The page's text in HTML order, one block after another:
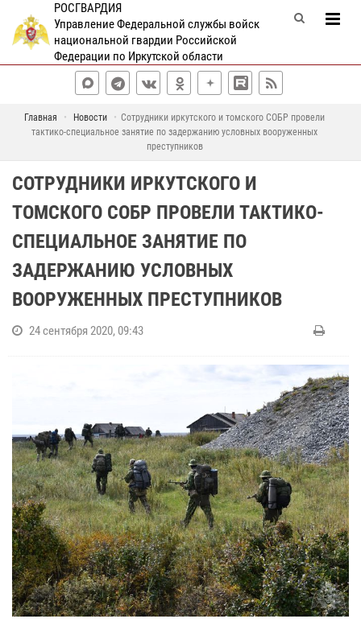
РОСГВАРДИЯ
Управление Федеральной службы войск
национальной гвардии Российской
Федерации по Иркутской области
Главная Новости
Сотрудники иркутского и томского СОБР провели
тактико-специальное занятие по задержанию условных вооруженных
преступников
СОТРУДНИКИ ИРКУТСКОГО И
ТОМСКОГО СОБР ПРОВЕЛИ ТАКТИКО-
СПЕЦИАЛЬНОЕ ЗАНЯТИЕ ПО
ЗАДЕРЖАНИЮ УСЛОВНЫХ
ВООРУЖЕННЫХ ПРЕСТУПНИКОВ
24 сентября 2020, 09:43